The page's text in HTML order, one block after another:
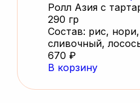
Ролл Азия с
290 гр
Состав: рис,
сливочный,
670 ₽
В корзину